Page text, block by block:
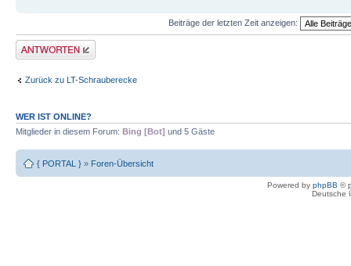
Beiträge der letzten Zeit anzeigen:
Antwort erstellen
Zurück zu LT-Schrauberecke
WER IST ONLINE?
Mitglieder in diesem Forum: Bing [Bot] und 5 Gäste
{ PORTAL } » Foren-Übersicht
Powered by phpBB ©
Deutsche